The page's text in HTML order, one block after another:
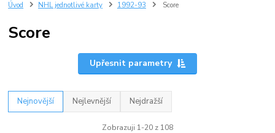
Úvod NHL jednotlivé karty 1992-93 Score
Score
Upřesnit parametry
Nejnovější Nejlevnější Nejdražší
Zobrazuji 1-20 z 108